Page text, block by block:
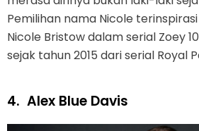
Pemilihan nama Nicole
Nicole Bristow dalam serial Zoey
sejak tahun 2015 dari serial Royal
4. Alex Blue Davis